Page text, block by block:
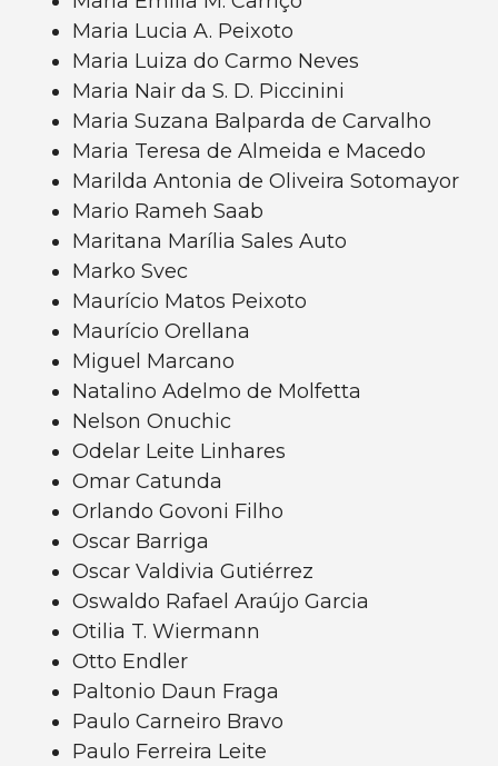
Maria Lucia A. Peixoto
Maria Luiza do Carmo Neves
Maria Nair da S. D. Piccinini
Maria Suzana Balparda de Carvalho
Maria Teresa de Almeida e Macedo
Marilda Antonia de Oliveira Sotomayor
Mario Rameh Saab
Maritana Marília Sales Auto
Marko Svec
Maurício Matos Peixoto
Maurício Orellana
Miguel Marcano
Natalino Adelmo de Molfetta
Nelson Onuchic
Odelar Leite Linhares
Omar Catunda
Orlando Govoni Filho
Oscar Barriga
Oscar Valdivia Gutiérrez
Oswaldo Rafael Araújo Garcia
Otilia T. Wiermann
Otto Endler
Paltonio Daun Fraga
Paulo Carneiro Bravo
Paulo Ferreira Leite